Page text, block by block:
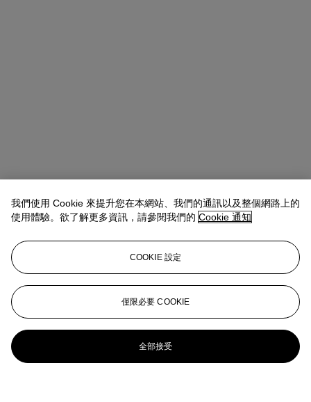
我們使用 Cookie 來提升您在本網站、我們的通訊以及整個網路上的
使用體驗。欲了解更多資訊，請參閱我們的 Cookie 通知
COOKIE 設定
僅限必要 COOKIE
全部接受